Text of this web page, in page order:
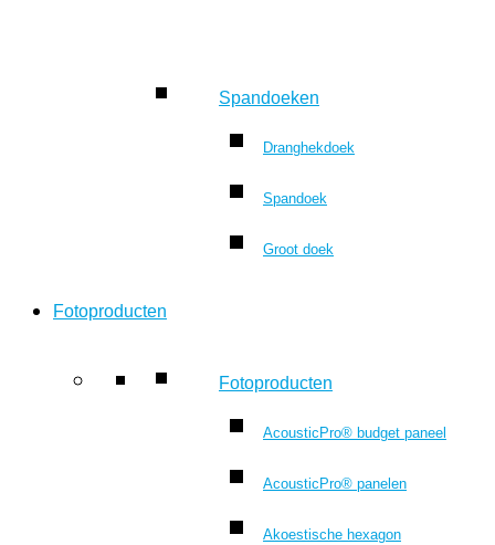
Spandoeken
Dranghekdoek
Spandoek
Groot doek
Fotoproducten
Fotoproducten
AcousticPro® budget paneel
AcousticPro® panelen
Akoestische hexagon